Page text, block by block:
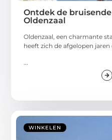
Ontdek de
Oldenzaal
Oldenzaal, een charmante
heeft zich de afgelopen
WINKELEN